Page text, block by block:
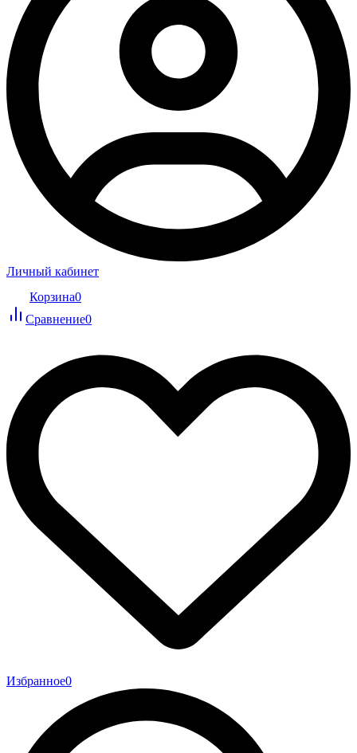
Личный кабинет
Корзина0
Сравнение0
Избранное0